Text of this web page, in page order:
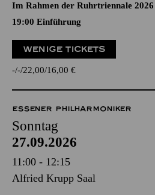
Im Rahmen der Ruhrtriennale 2026
19:00 Einführung
WENIGE TICKETS
- - 22,00 16,00 €
ESSENER PHILHARMONIKER
Sonntag
27.09.2026
11:00 - 12:15
Alfried Krupp Saal